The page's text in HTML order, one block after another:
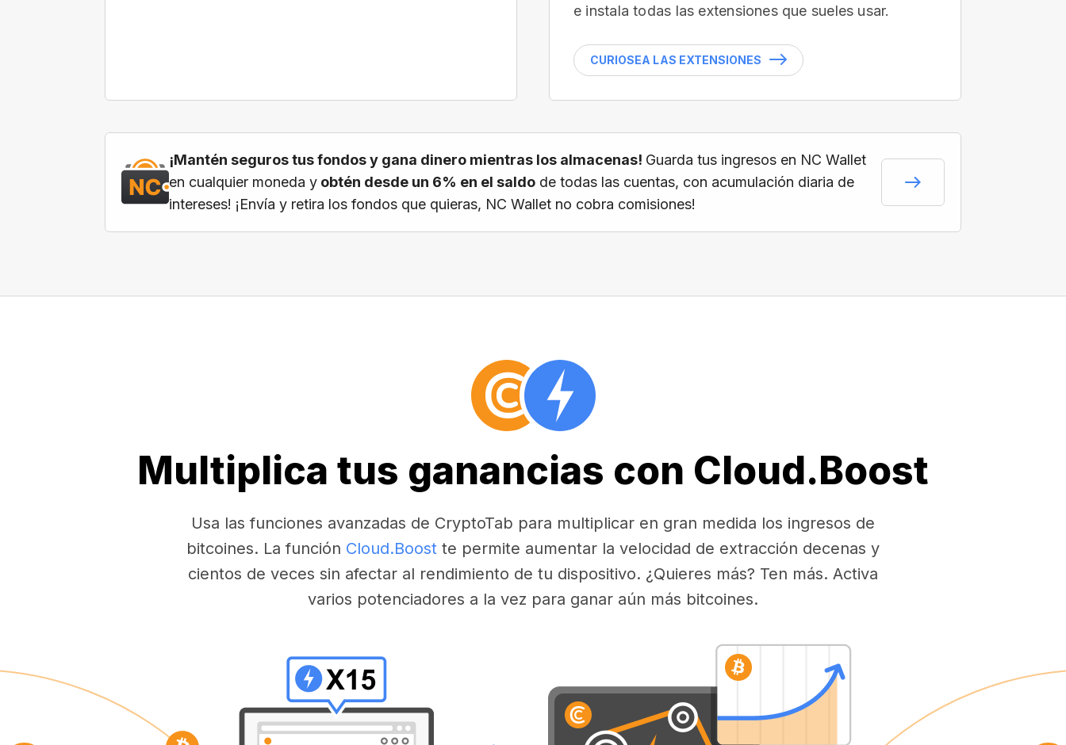
e instala todas las extensiones que sueles usar.
CURIOSEA LAS EXTENSIONES
¡Mantén seguros tus fondos y gana dinero mientras los almacenas! Guarda tus ingresos en NC Wallet
en cualquier moneda y obtén desde un 6% en el saldo de todas las cuentas, con acumulación diaria de
intereses! ¡Envía y retira los fondos que quieras, NC Wallet no cobra comisiones!
Multiplica tus ganancias con Cloud.Boost
Usa las funciones avanzadas de CryptoTab para multiplicar en gran medida los ingresos de
bitcoines. La función Cloud.Boost te permite aumentar la velocidad de extracción decenas y
cientos de veces sin afectar al rendimiento de tu dispositivo. ¿Quieres más? Ten más. Activa
varios potenciadores a la vez para ganar aún más bitcoines.